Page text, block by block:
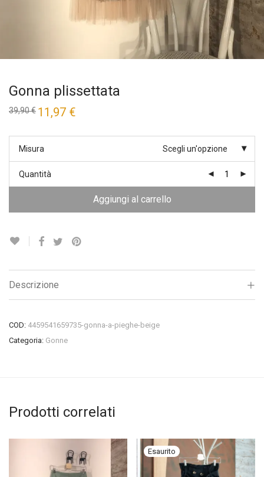
Gonna plissettata
39,90€ Il
prezzo
era:
11,97 €
è:
Misura Scegli un'opzione
Quantità
Aggiungi al carrello
Descrizione
COD: 4459541659735-gonna-a-pieghe-beige
Categoria: Gonne
Prodotti correlati